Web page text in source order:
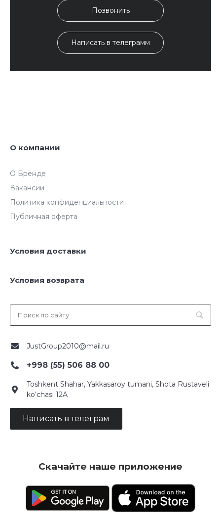
Позвонить
Написать в телеграмм
О компании
О Бренде
Вакансии
Политика конфиденциальности
Публичная оферта
Условия доставки
Условия возврата
JustGroup2010@mail.ru
+998 (55) 506 88 00
Toshkent Shahar, Yakkasaroy tumani, Shota Rustaveli
ko‘chasi 12A
Написать в телеграм
Скачайте наше приложение